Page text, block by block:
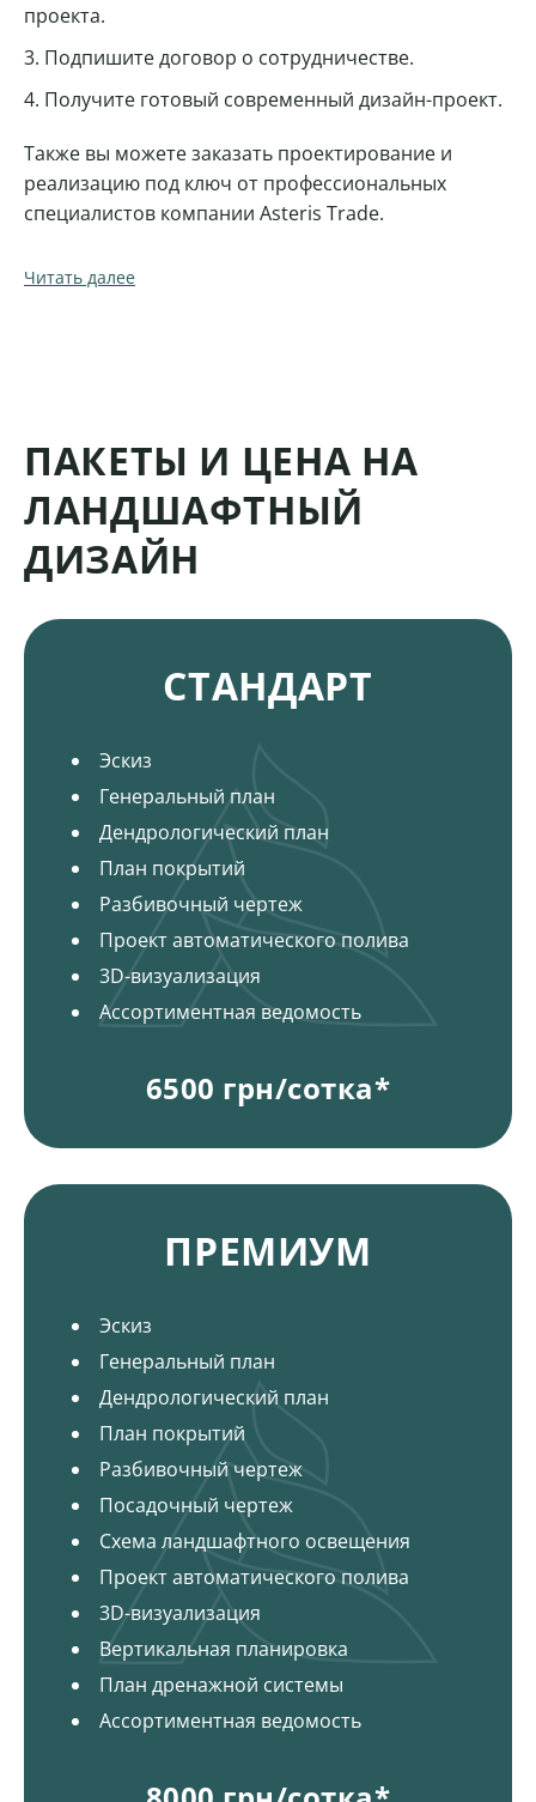
проекта.
Подпишите договор о сотрудничестве.
Получите готовый современный дизайн-проект.
Также вы можете заказать проектирование и
реализацию под ключ от профессиональных
специалистов компании Asteris Trade.
Читать далее
ПАКЕТЫ И ЦЕНА НА
ЛАНДШАФТНЫЙ
ДИЗАЙН
СТАНДАРТ
Эскиз
Генеральный план
Дендрологический план
План покрытий
Разбивочный чертеж
Проект автоматического полива
3D-визуализация
Ассортиментная ведомость
6500 грн/сотка*
Пакеты и цена на ландшафтный дизайн
ПРЕМИУМ
Эскиз
Генеральный план
Дендрологический план
План покрытий
Разбивочный чертеж
Посадочный чертеж
Схема ландшафтного освещения
Проект автоматического полива
3D-визуализация
Вертикальная планировка
План дренажной системы
Ассортиментная ведомость
Пакеты и цена на ландшафтный дизайн